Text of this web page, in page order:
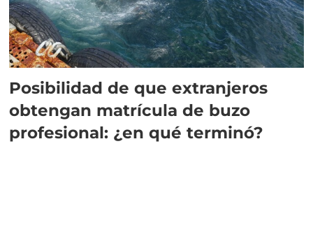
Posibilidad de que extranjeros
obtengan matrícula de buzo
profesional: ¿en qué terminó?